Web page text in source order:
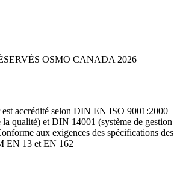
OSMO CANADA 2026
accrédité selon DIN EN ISO 9001:2000
la qualité) et DIN 14001 (système de gestion
aux exigences des spécifications des
EN 13 et EN 162